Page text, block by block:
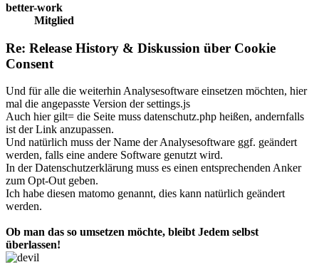
better-work
Mitglied
Re: Release History & Diskussion über Cookie
Consent
Und für alle die weiterhin Analysesoftware einsetzen möchten, hier
mal die angepasste Version der settings.js
Auch hier gilt= die Seite muss datenschutz.php heißen, andernfalls
ist der Link anzupassen.
Und natürlich muss der Name der Analysesoftware ggf. geändert
werden, falls eine andere Software genutzt wird.
In der Datenschutzerklärung muss es einen entsprechenden Anker
zum Opt-Out geben.
Ich habe diesen matomo genannt, dies kann natürlich geändert
werden.
Ob man das so umsetzen möchte, bleibt Jedem selbst
überlassen!